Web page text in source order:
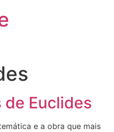
de Euclides
e a obra que mais